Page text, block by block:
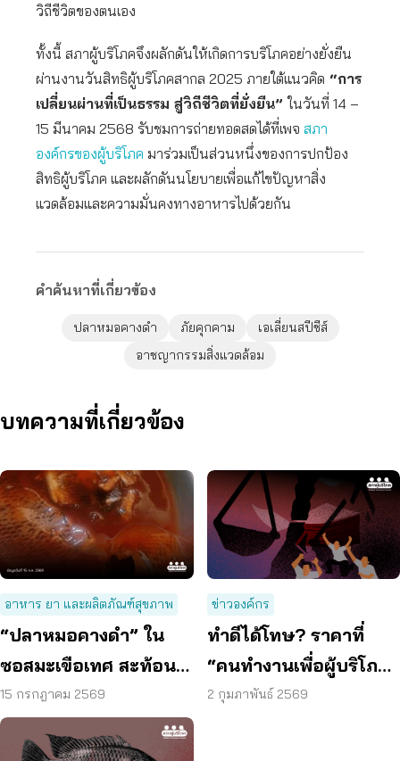
วิถีชีวิตของตนเอง
ทั้งนี้ สภาผู้บริโภคจึงผลักดันให้เกิดการบริโภคอย่างยั่งยืน
ผ่านงานวันสิทธิผู้บริโภคสากล 2025 ภายใต้แนวคิด “การ
เปลี่ยนผ่านที่เป็นธรรม สู่วิถีชีวิตที่ยั่งยืน”ในวันที่ 14 –
15 มีนาคม 2568 รับชมการถ่ายทอดสดได้ที่เพจ สภา
องค์กรของผู้บริโภค มาร่วมเป็นส่วนหนึ่งของการปกป้อง
สิทธิผู้บริโภค และผลักดันนโยบายเพื่อแก้ไขปัญหาสิ่ง
แวดล้อมและความมั่นคงทางอาหารไปด้วยกัน
คำค้นหาที่เกี่ยวข้อง
ปลาหมอคางดำ ภัยคุกคาม
เอเลี่ยนสปีชีส์
อาชญากรรมสิ่งแวดล้อม
บทความที่เกี่ยวข้อง
อาหาร ยา และผลิตภัณฑ์สุขภาพ
“ปลาหมอคางดำ” ใน
ซอสมะเขือเทศ สะท้อน
ช่องโหว่กฎหมายจี้ปฏิรูป
พ.ร.บ.อาหาร ด่วน!
15 กรกฎาคม 2569
ข่าวองค์กร
ทำดีได้โทษ? ราคาที่
“คนทำงานเพื่อผู้บริโภค”
ต้องจ่าย
2 กุมภาพันธ์ 2569